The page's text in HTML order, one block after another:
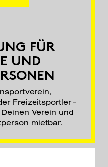
FÜR
UND
Freizeitsportler -
Verein und
mietbar.